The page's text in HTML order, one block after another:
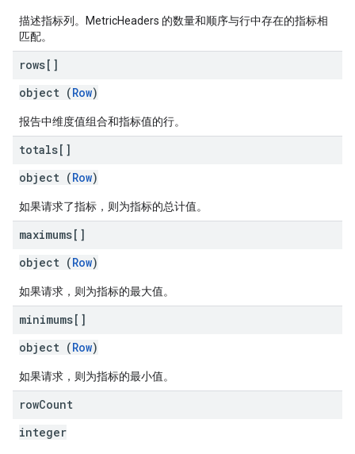
描述指标列。MetricHeaders 的数量和顺序与行中存在的指标相
匹配。
rows[]
object (Row)
报告中维度值组合和指标值的行。
totals[]
object (Row)
如果请求了指标，则为指标的总计值。
maximums[]
object (Row)
如果请求，则为指标的最大值。
minimums[]
object (Row)
如果请求，则为指标的最小值。
rowCount
integer